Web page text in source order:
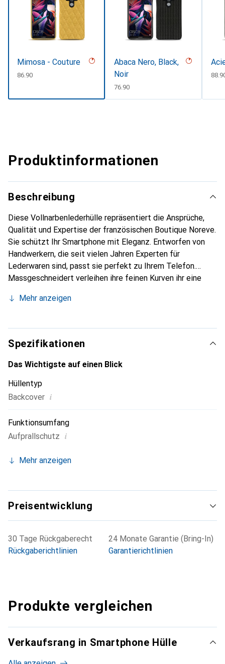
Mimosa - Couture
CHF
86.90
Abaca Nero, Black,
Noir
CHF
76.90
CHF
Produktinformationen
Beschreibung
Diese Vollnarbenlederhülle repräsentiert die Ansprüche,
Qualität und Expertise der französischen Boutique Noreve.
Sie schützt Ihr Smartphone mit Eleganz. Entworfen von
Handwerkern, die seit vielen Jahren Experten für
Lederwaren sind, passt sie perfekt zu Ihrem Telefon.
Massgeschneidert verleihen ihre feinen Kurven ihr eine
unverzichtbaren Accessoire Ihres Smartphones.
die Marke Noreve eine sichere Wahl für eine
anspruchsvolle Klientel.
Mehr anzeigen
Spezifikationen
Das Wichtigste auf einen Blick
Hüllentyp
Backcover i
Funktionsumfang
Aufprallschutz i
Mehr anzeigen
Preisentwicklung
30 Tage Rückgaberecht
Rückgaberichtlinien
24 Monate Garantie (Bring-In)
Garantierichtlinien
Produkte vergleichen
Verkaufsrang in Smartphone Hülle